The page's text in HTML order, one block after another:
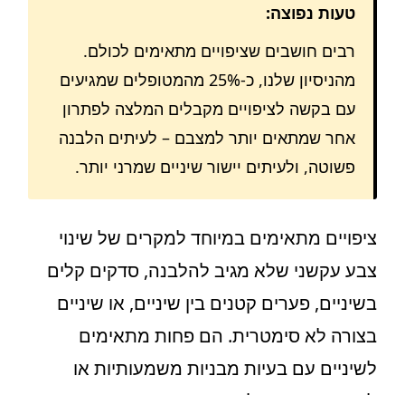
טעות נפוצה:
רבים חושבים שציפויים מתאימים לכולם.
מהניסיון שלנו, כ-25% מהמטופלים שמגיעים
עם בקשה לציפויים מקבלים המלצה לפתרון
אחר שמתאים יותר למצבם – לעיתים הלבנה
פשוטה, ולעיתים יישור שיניים שמרני יותר.
ציפויים מתאימים במיוחד למקרים של שינוי
צבע עקשני שלא מגיב להלבנה, סדקים קלים
בשיניים, פערים קטנים בין שיניים, או שיניים
בצורה לא סימטרית. הם פחות מתאימים
לשיניים עם בעיות מבניות משמעותיות או